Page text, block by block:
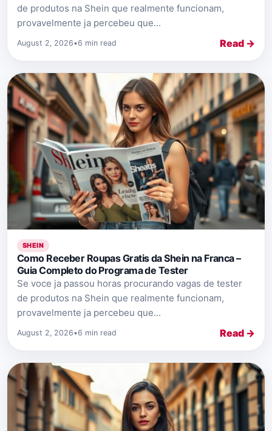
de produtos na Shein que realmente funcionam,
provavelmente ja percebeu que...
August 2, 2026•6 min read Read →
SHEIN
Como Receber Roupas Gratis da Shein na Franca –
Guia Completo do Programa de Tester
Se voce ja passou horas procurando vagas de tester
de produtos na Shein que realmente funcionam,
provavelmente ja percebeu que...
August 2, 2026•6 min read Read →